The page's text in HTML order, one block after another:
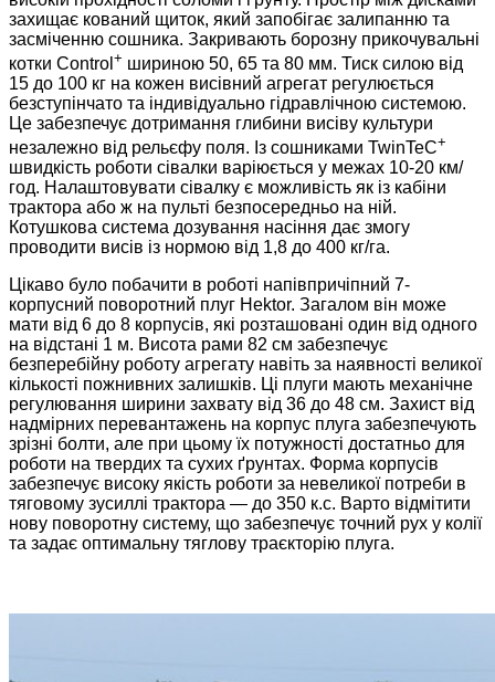
захищає кований щиток, який запобігає залипанню та
засміченню сошника. Закривають борозну прикочувальні
котки Control + шириною 50, 65 та 80 мм. Тиск силою від
15 до 100 кг на кожен висівний агрегат регулюється
безступінчато та індивідуально гідравлічною системою.
Це забезпечує дотримання глибини висіву культури
незалежно від рельєфу поля. Із сошниками TwinTeC+
швидкість роботи сівалки варіюється у межах 10-20 км/
год. Налаштовувати сівалку є можливість як із кабіни
трактора або ж на пульті безпосередньо на ній.
Котушкова система дозування насіння дає змогу
проводити висів із нормою від 1,8 до 400 кг/га.
Цікаво було побачити в роботі напівпричіпний 7-
корпусний поворотний плуг Hektor. Загалом він може
мати від 6 до 8 корпусів, які розташовані один від одного
на відстані 1 м. Висота рами 82 см забезпечує
безперебійну роботу агрегату навіть за наявності великої
кількості пожнивних залишків. Ці плуги мають механічне
регулювання ширини захвату від 36 до 48 см. Захист від
надмірних перевантажень на корпус плуга забезпечують
зрізні болти, але при цьому їх потужності достатньо для
роботи на твердих та сухих ґрунтах. Форма корпусів
забезпечує високу якість роботи за невеликої потреби в
тяговому зусиллі трактора — до 350 к.с. Варто відмітити
нову поворотну систему, що забезпечує точний рух у колії
та задає оптимальну тяглову траєкторію плуга.